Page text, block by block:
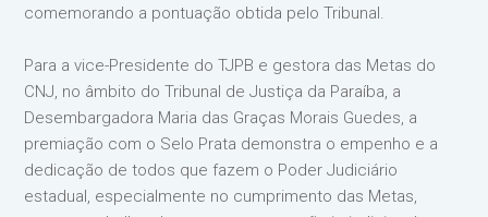
comemorando a pontuação obtida pelo Tribunal.
Para a vice-Presidente do TJPB e gestora das Metas do
CNJ, no âmbito do Tribunal de Justiça da Paraíba, a
Desembargadora Maria das Graças Morais Guedes, a
premiação com o Selo Prata demonstra o empenho e a
dedicação de todos que fazem o Poder Judiciário
estadual, especialmente no cumprimento das Metas,